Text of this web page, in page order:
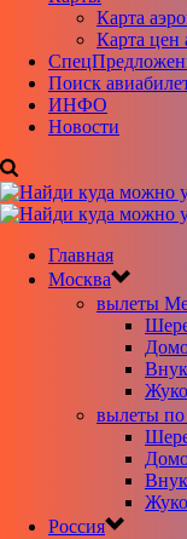
Карта
Карта цен
Поиск
ИНФО
Новости
Главная
Москва
вылеты
вылеты по
Россия